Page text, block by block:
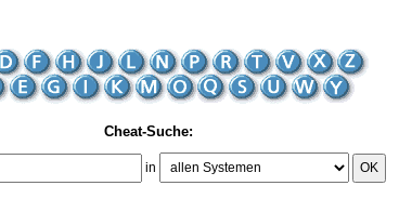
Cheat-Suche:
in OK